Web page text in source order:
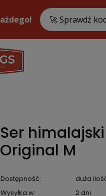
Ser
Original M
Dostępność:
duża
Wysyłka w:
2 dni